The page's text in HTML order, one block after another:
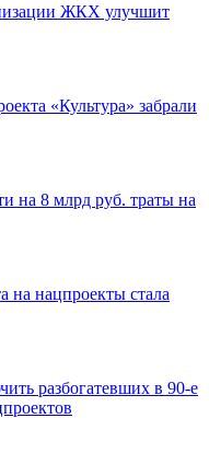
ЖКХ улучшит
«Культура» забрали
на 8 млрд руб. траты на
нацпроекты стала
разбогатевших в 90-е